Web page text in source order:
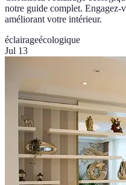
notre guide complet.
améliorant votre intérieur.
éclairageécologique
Jul 13